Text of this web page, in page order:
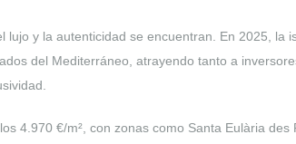
lujo y la autenticidad se encuentran. En 2025, la
del Mediterráneo, atrayendo tanto a
4.970 €/m², con zonas como Santa Eulària